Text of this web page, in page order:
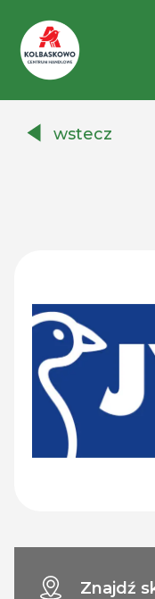
Auchanwstecz
Znajdź